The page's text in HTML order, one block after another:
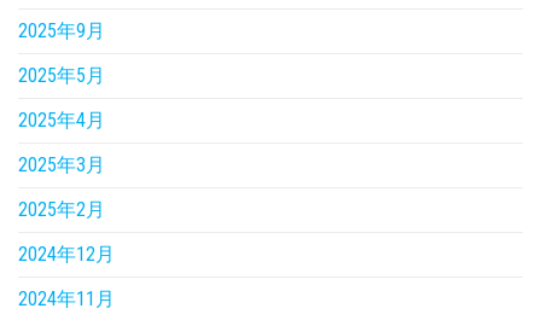
2025年9月
2025年5月
2025年4月
2025年3月
2025年2月
2024年12月
2024年11月